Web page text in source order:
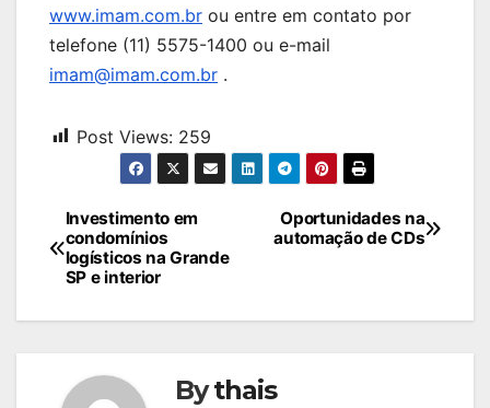
www.imam.com.br ou entre em contato por
telefone (11) 5575-1400 ou e-mail
imam@imam.com.br .
Post Views: 259
Navegação
de
Post
Oportunidades na
automação de CDs
Investimento em
condomínios
logísticos na Grande
SP e interior
Bythais